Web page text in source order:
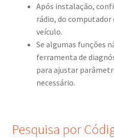
Após instalação,
rádio, do computador
veículo.
Se algumas funções
ferramenta de
para ajustar
necessário.
Pesquisa por